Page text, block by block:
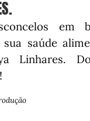
em
sua saúde
Linhares.